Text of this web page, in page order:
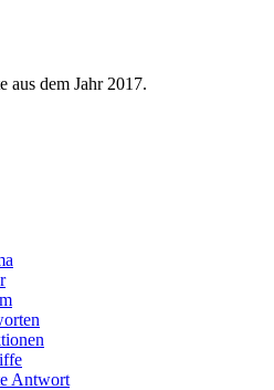
aus dem Jahr 2017.
Antwort